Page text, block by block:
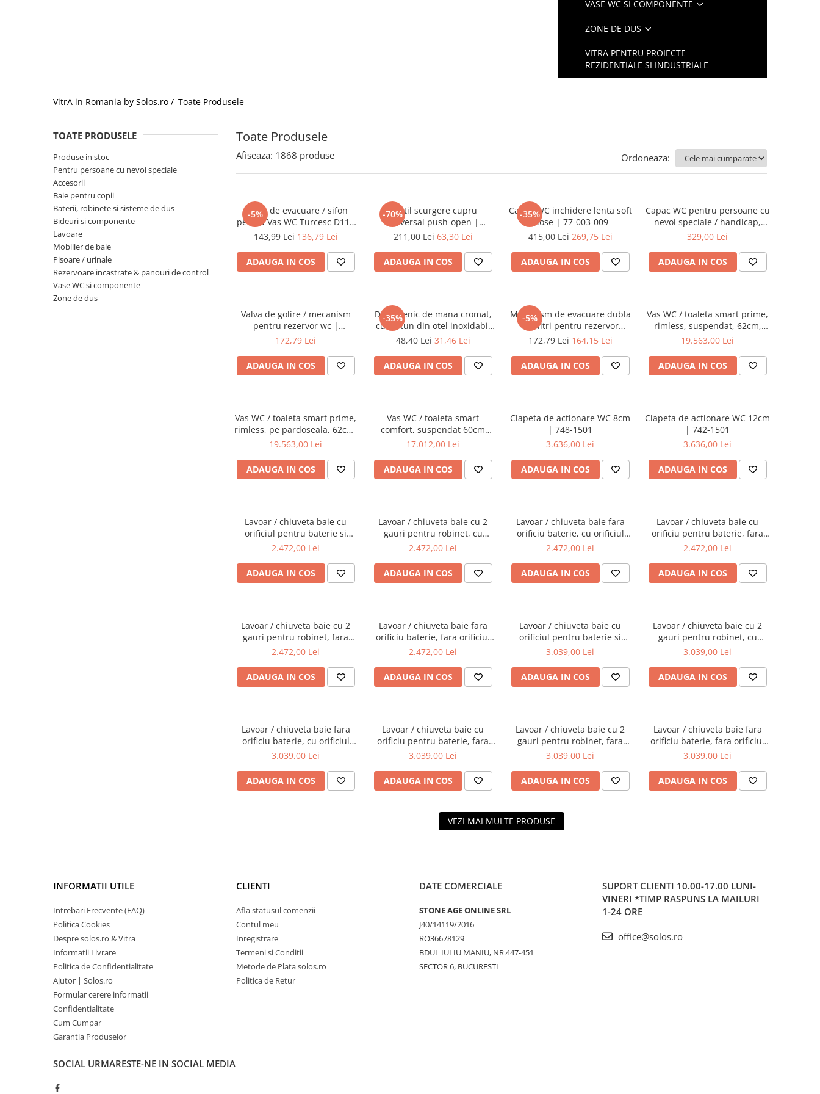
VASE WC SI COMPONENTE
ZONE DE DUS
VITRA PENTRU PROIECTE
REZIDENTIALE SI INDUSTRIALE
VitrA in Romania by Solos.ro / Toate Produsele
Toate Produsele
TOATE PRODUSELE
Produse in stoc
Pentru persoane cu nevoi speciale
Accesorii
Baie pentru copii
Baterii, robinete si sisteme de dus
Bideuri si componente
Lavoare
Mobilier de baie
Pisoare / urinale
Rezervoare incastrate & panouri de control
Vase WC si componente
Zone de dus
Afiseaza: 1868 produse Ordoneaza:
-5%
Teava de evacuare / sifon
pentru Vas WC Turcesc D110
cu Ieșire la 45 grade |
143,99 Lei136,79 Lei
ADAUGA IN COS
-70%
Ventil scurgere cupru
universal push-open |
A4514926
211,00 Lei63,30 Lei
ADAUGA IN COS
-35%
Capac WC inchidere lenta soft
close | 77-003-009
415,00 Lei269,75 Lei
ADAUGA IN COS
Capac WC pentru persoane cu
nevoi speciale / handicap,
duroplast, crossbar cu
sus | 128-003-006
329,00 Lei
ADAUGA IN COS
Valva de golire / mecanism
pentru rezervor wc |
436439YP
172,79 Lei
ADAUGA IN COS
-35%
Dus igienic de mana cromat,
cu furtun din otel inoxidabil
120cm, cap rotativ, buton
| 3029
48,40 Lei31,46 Lei
ADAUGA IN COS
-5%
Mecanism de evacuare dubla
3/6 litri pentru rezervor
incastrat VitrA, compatibil cu
436868YP
172,79 Lei164,15 Lei
ADAUGA IN COS
Vas WC / toaleta smart prime,
rimless, suspendat, 62cm,
fixare ascunsa | 7231B403-
19.563,00 Lei
ADAUGA IN COS
Vas WC / toaleta smart prime,
rimless, pe pardoseala, 62cm,
cu iesire universala |
19.563,00 Lei
ADAUGA IN COS
Vas WC / toaleta smart
comfort, suspendat 60cm
fixare ascunsa | 5674B403-
17.012,00 Lei
ADAUGA IN COS
Clapeta de actionare WC 8cm
| 748-1501
3.636,00 Lei
ADAUGA IN COS
Clapeta de actionare WC 12cm
| 742-1501
3.636,00 Lei
ADAUGA IN COS
Lavoar / chiuveta baie cu
orificiul pentru baterie si
preaplin, 40cm | 7317B403-
2.472,00 Lei
ADAUGA IN COS
Lavoar / chiuveta baie cu 2
gauri pentru robinet, cu
orificiul preaplin, 40cm |
2.472,00 Lei
ADAUGA IN COS
Lavoar / chiuveta baie fara
orificiu baterie, cu orificiul
preaplin, 40cm | 7317B403-
2.472,00 Lei
ADAUGA IN COS
Lavoar / chiuveta baie cu
orificiu pentru baterie, fara
orificiul preaplin, 40cm |
2.472,00 Lei
ADAUGA IN COS
Lavoar / chiuveta baie cu 2
gauri pentru robinet, fara
orificiul preaplin, 40cm |
2.472,00 Lei
ADAUGA IN COS
Lavoar / chiuveta baie fara
orificiu baterie, fara orificiul
preaplin, 40cm | 7317B403-
2.472,00 Lei
ADAUGA IN COS
Lavoar / chiuveta baie cu
orificiul pentru baterie si
preaplin 60cm | 7316B403-
3.039,00 Lei
ADAUGA IN COS
Lavoar / chiuveta baie cu 2
gauri pentru robinet, cu
orificiul preaplin 60cm |
3.039,00 Lei
ADAUGA IN COS
Lavoar / chiuveta baie fara
orificiu baterie, cu orificiul
preaplin 60cm | 7316B403-
3.039,00 Lei
ADAUGA IN COS
Lavoar / chiuveta baie cu
orificiu pentru baterie, fara
orificiul preaplin 60cm |
3.039,00 Lei
ADAUGA IN COS
Lavoar / chiuveta baie cu 2
gauri pentru robinet, fara
orificiul preaplin 60cm |
3.039,00 Lei
ADAUGA IN COS
Lavoar / chiuveta baie fara
orificiu baterie, fara orificiul
preaplin 60cm | 7316B403-
3.039,00 Lei
ADAUGA IN COS
VEZI MAI MULTE PRODUSE
INFORMATII UTILE
Intrebari Frecvente (FAQ)
Politica Cookies
Despre solos.ro & Vitra
Informatii Livrare
Politica de Confidentialitate
Ajutor | Solos.ro
Formular cerere informatii
Confidentialitate
Cum Cumpar
Garantia Produselor
CLIENTI
Afla statusul comenzii
Contul meu
Inregistrare
Termeni si Conditii
Metode de Plata solos.ro
Politica de Retur
DATE COMERCIALE
STONE AGE ONLINE SRL
J40/14119/2016
RO36678129
BDUL IULIU MANIU, NR.447-451
SECTOR 6, BUCURESTI
SUPORT CLIENTI 10.00-17.00 LUNI-
VINERI *TIMP RASPUNS LA MAILURI
1-24 ORE
office@solos.ro
SOCIAL URMARESTE-NE IN SOCIAL MEDIA